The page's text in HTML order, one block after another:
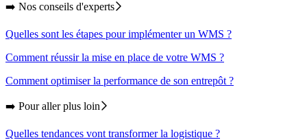
➡️ Nos conseils d'experts
Quelles sont les étapes pour implémenter un WMS ?
Comment réussir la mise en place de votre WMS ?
Comment optimiser la performance de son entrepôt ?
➡️ Pour aller plus loin
Quelles tendances vont transformer la logistique ?